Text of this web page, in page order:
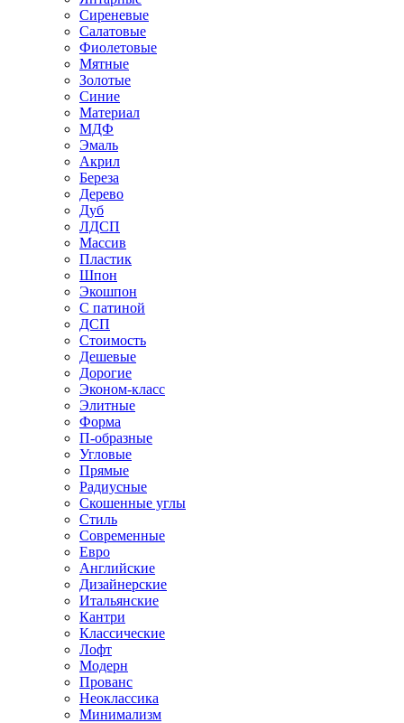
Сиреневые
Салатовые
Фиолетовые
Мятные
Золотые
Синие
Материал
МДФ
Эмаль
Акрил
Береза
Дерево
Дуб
ЛДСП
Массив
Пластик
Шпон
Экошпон
С патиной
ДСП
Стоимость
Дешевые
Дорогие
Эконом-класс
Элитные
Форма
П-образные
Угловые
Прямые
Радиусные
Скошенные углы
Стиль
Современные
Евро
Английские
Дизайнерские
Итальянские
Кантри
Классические
Лофт
Модерн
Прованс
Неоклассика
Минимализм